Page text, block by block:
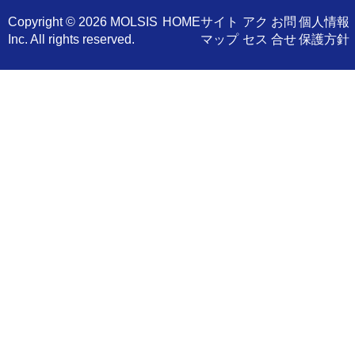
Copyright © 2026 MOLSIS
Inc. All rights reserved.
​HOMEサイト
マップ
アク
セス
お問
合せ
個人情報
保護方針